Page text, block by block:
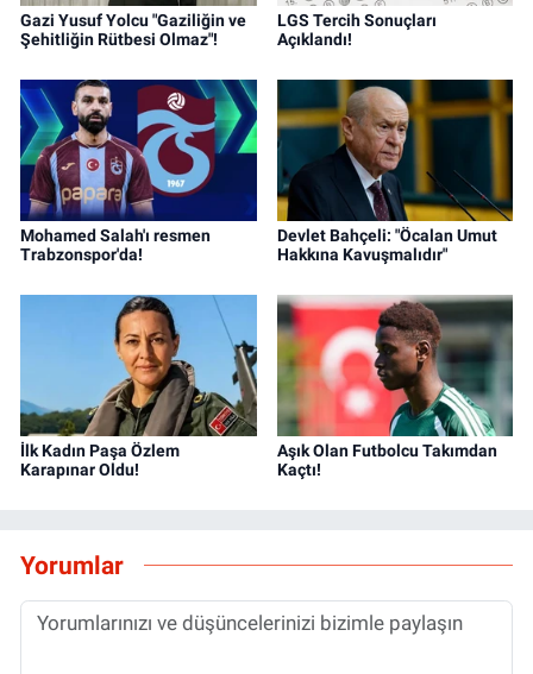
Gazi Yusuf Yolcu "Gaziliğin ve
Şehitliğin Rütbesi Olmaz"!
LGS Tercih Sonuçları
Açıklandı!
Mohamed Salah'ı resmen
Trabzonspor'da!
Devlet Bahçeli: "Öcalan Umut
Hakkına Kavuşmalıdır"
İlk Kadın Paşa Özlem
Karapınar Oldu!
Aşık Olan Futbolcu Takımdan
Kaçtı!
Yorumlar